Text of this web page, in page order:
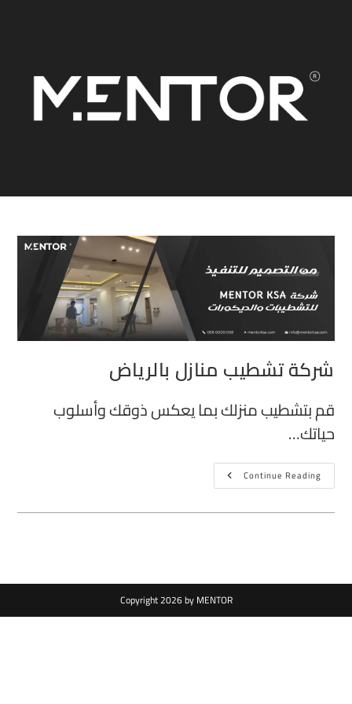
شركة تشطيب منازل بالرياض
قم بتشطيب منزلك بما يعكس ذوقك وأسلوب
حياتك…
Continue Reading
Copyright 2026 by MENTOR